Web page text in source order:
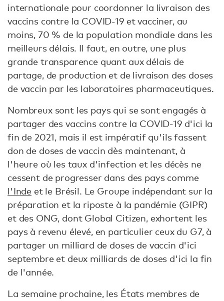
internationale pour coordonner la livraison des
vaccins contre la COVID-19 et vacciner, au
moins, 70 % de la population mondiale dans les
meilleurs délais. Il faut, en outre, une plus
grande transparence quant aux délais de
partage, de production et de livraison des doses
de vaccin par les laboratoires pharmaceutiques.
Nombreux sont les pays qui se sont engagés à
partager des vaccins contre la COVID-19 d'ici la
fin de 2021, mais il est impératif qu'ils fassent
don de doses de vaccin dès maintenant, à
l'heure où les taux d'infection et les décès ne
cessent de progresser dans des pays comme
l'Inde et le Brésil. Le Groupe indépendant sur la
préparation et la riposte à la pandémie (GIPR)
et des ONG, dont Global Citizen, exhortent les
pays à revenu élevé, en particulier ceux du G7, à
partager un milliard de doses de vaccin d'ici
septembre et deux milliards de doses d'ici la fin
de l'année.
La semaine prochaine, les États membres de